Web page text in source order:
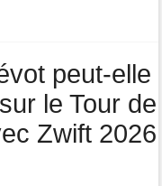
ça, le cyclisme"
peut-elle
le Tour de
Zwift 2026